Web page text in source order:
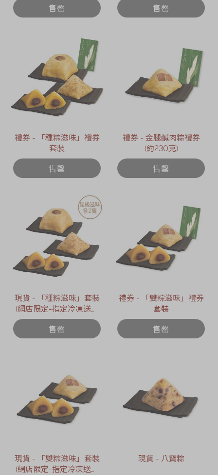
售罄
售罄
禮券 - 「種粽滋味」禮券
套裝
售罄
禮券 - 金腿鹹肉粽禮券
(約230克)
售罄
現貨 - 「種粽滋味」套裝
(網店限定-指定冷凍送貨
日期 : 2026年6月12日)
售罄
禮券 - 「雙粽滋味」禮券
套裝
售罄
現貨 - 「雙粽滋味」套裝
(網店限定-指定冷凍送貨
現貨 - 八寶粽